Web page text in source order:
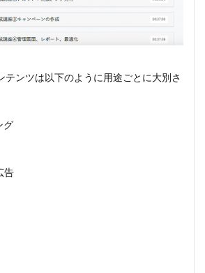
テンツは以下のように用途ごとに大別さ
グ
告